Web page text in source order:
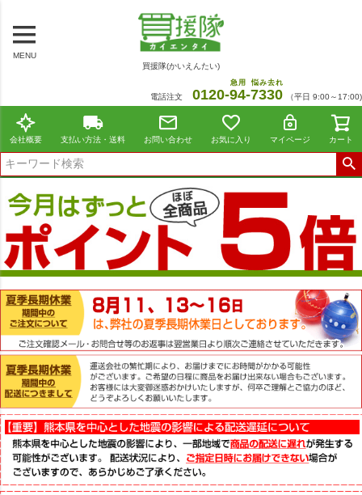
MENU
買援隊(かいえんたい)
電話注文 0120-94
急用
-7330
悩み去れ
（平日 9:00～17:00)
会社概要 支払い方法・送料 お問い合わせ お気に入り マイページ カート